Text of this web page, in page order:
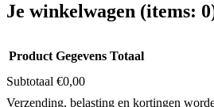
Je winkelwagen (items:
Producten
Product Gegevens Totaal
Subtotaal €0,00
Verzending, belasting en kortingen